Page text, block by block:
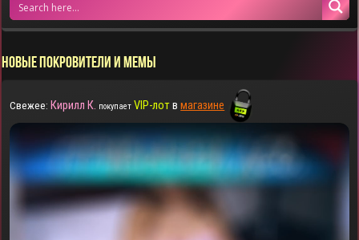
НОВЫЕ ПОКРОВИТЕЛИ И МЕМЫ
Свежее: Кирилл К. покупает VIP-лотвмагазине